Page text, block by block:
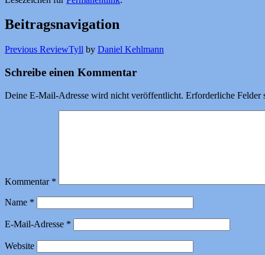
Beitragsnavigation
Previous ReviewTyll by Daniel Kehlmann
Schreibe einen Kommentar
Deine E-Mail-Adresse wird nicht veröffentlicht. Erforderliche Felder
Kommentar *
Name *
E-Mail-Adresse *
Website